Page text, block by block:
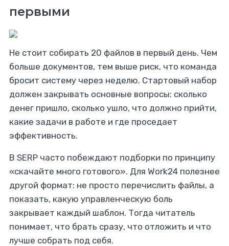
первыми
Не стоит собирать 20 файлов в первый день. Чем
больше документов, тем выше риск, что команда
бросит систему через неделю. Стартовый набор
должен закрывать основные вопросы: сколько
денег пришло, сколько ушло, что должно прийти,
какие задачи в работе и где проседает
эффективность.
В SERP часто побеждают подборки по принципу
«скачайте много готового». Для Work24 полезнее
другой формат: не просто перечислить файлы, а
показать, какую управленческую боль
закрывает каждый шаблон. Тогда читатель
понимает, что брать сразу, что отложить и что
лучше собрать под себя.